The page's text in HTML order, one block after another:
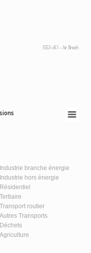
ISEA v6.1 - Air Breizh
Industrie branche énergie
Industrie hors énergie
Résidentiel
Tertiaire
Transport routier
Autres Transports
Déchets
Agriculture